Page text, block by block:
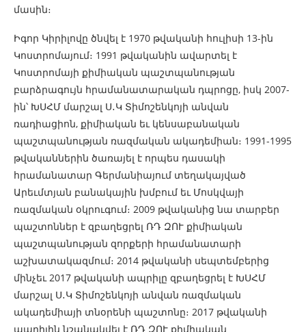
մասին։
Իգոր Կիրիլովը ծնվել է 1970 թվականի հուլիսի 13-ին
Կոստրոմայում։ 1991 թվականին ավարտել է
Կոստրոմայի քիմիական պաշտպանության
բարձրագույն հրամանատարական դպրոցը, իսկ 2007-
ին՝ ԽՍՀՄ մարշալ Ս․Կ Տիմոշենկոյի անվան
ռադիացիոն, քիմիական եւ կենսաբանական
պաշտպանության ռազմական ակադեմիան։ 1991-1995
թվականներին ծառայել է որպես դասակի
հրամանատար Գերմանիայում տեղակայված
Արեւմտյան բանակային խմբում եւ Մոսկվայի
ռազմական օկրուգում։ 2009 թվականից նա տարբեր
պաշտոններ է զբաղեցրել ՌԴ ԶՈՒ քիմիական
պաշտպանության զորքերի հրամանատարի
աշխատակազմում։ 2014 թվականի սեպտեմբերից
մինչեւ 2017 թվականի ապրիլը զբաղեցրել է ԽՍՀՄ
մարշալ Ս․Կ Տիմոշենկոյի անվան ռազմական
ակադեմիայի տնօրենի պաշտոնը։ 2017 թվականի
ապրիլին նշանակվել է ՌԴ ԶՈՒ քիմիական